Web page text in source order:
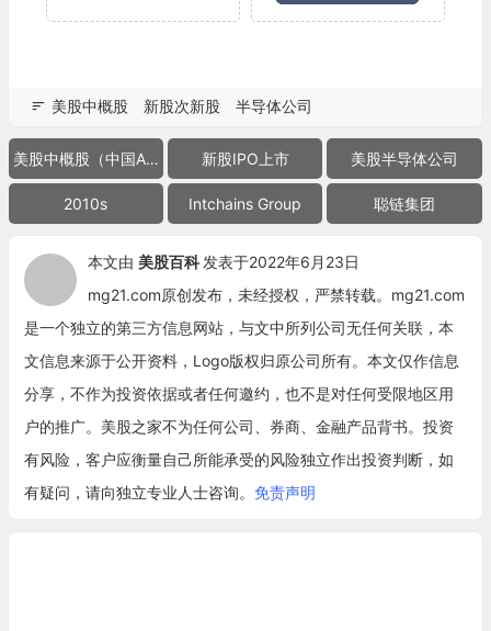
美股中概股 新股次新股 半导体公司
美股中概股（中国ADR） 新股IPO上市 美股半导体公司
2010s Intchains Group 聪链集团
本文由 美股百科 发表于2022年6月23日
mg21.com原创发布，未经授权，严禁转载。mg21.com
是一个独立的第三方信息网站，与文中所列公司无任何关联，本
文信息来源于公开资料，Logo版权归原公司所有。本文仅作信息
分享，不作为投资依据或者任何邀约，也不是对任何受限地区用
户的推广。美股之家不为任何公司、券商、金融产品背书。投资
有风险，客户应衡量自己所能承受的风险独立作出投资判断，如
有疑问，请向独立专业人士咨询。 免责声明